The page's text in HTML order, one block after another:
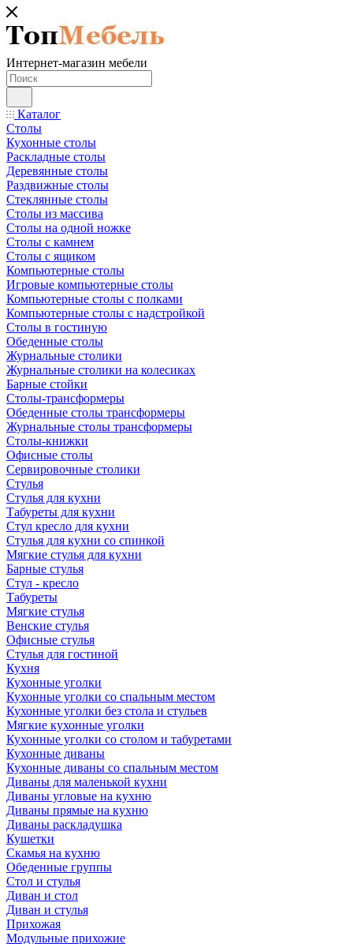
Интернет-магазин мебели
Каталог
Столы
Кухонные столы
Раскладные столы
Деревянные столы
Раздвижные столы
Стеклянные столы
Столы из массива
Столы на одной ножке
Столы с камнем
Столы с ящиком
Компьютерные столы
Игровые компьютерные столы
Компьютерные столы с полками
Компьютерные столы с надстройкой
Столы в гостиную
Обеденные столы
Журнальные столики
Журнальные столики на колесиках
Барные стойки
Столы-трансформеры
Обеденные столы трансформеры
Журнальные столы трансформеры
Столы-книжки
Офисные столы
Сервировочные столики
Стулья
Стулья для кухни
Табуреты для кухни
Стул кресло для кухни
Стулья для кухни со спинкой
Мягкие стулья для кухни
Барные стулья
Стул - кресло
Табуреты
Мягкие стулья
Венские стулья
Офисные стулья
Стулья для гостиной
Кухня
Кухонные уголки
Кухонные уголки со спальным местом
Кухонные уголки без стола и стульев
Мягкие кухонные уголки
Кухонные уголки со столом и табуретами
Кухонные диваны
Кухонные диваны со спальным местом
Диваны для маленькой кухни
Диваны угловые на кухню
Диваны прямые на кухню
Диваны раскладушка
Кушетки
Скамья на кухню
Обеденные группы
Стол и стулья
Диван и стол
Диван и стулья
Прихожая
Модульные прихожие